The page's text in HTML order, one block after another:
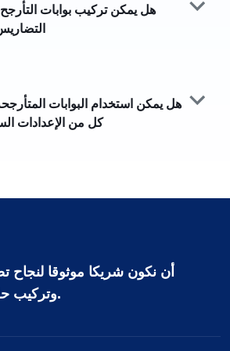
هل يمكن تركيب بوابات
هل يمكن استخدام البوابات
كل من الإعدادات
أن نكون شريكا موثوقا لنجاح
وتركيب حلول مراقبة الوصول.